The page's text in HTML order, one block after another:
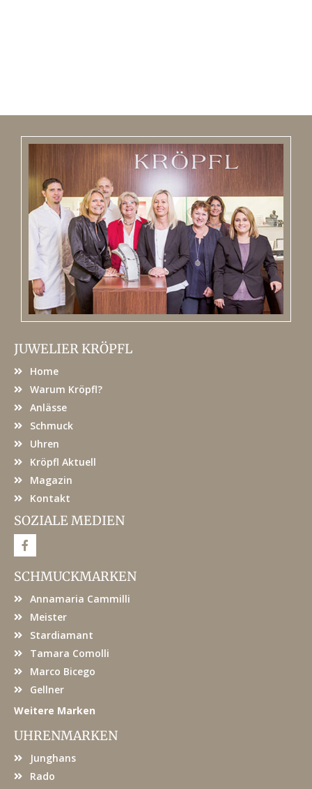
JUWELIER KRÖPFL
Home
Warum Kröpfl?
Anlässe
Schmuck
Uhren
Kröpfl Aktuell
Magazin
Kontakt
SOZIALE MEDIEN
F
a
e
b
o
SCHMUCKMARKEN
Annamaria Cammilli
Meister
Stardiamant
Tamara Comolli
Marco Bicego
Gellner
Weitere Marken
UHRENMARKEN
Junghans
Rado